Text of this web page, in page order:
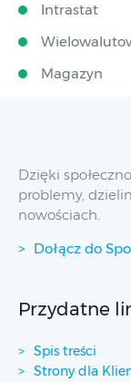
Intrastat
Magazyn
Dzięki
problemy,
nowościach.
Dołącz do
Przydatne
Spis treści
Strony dla